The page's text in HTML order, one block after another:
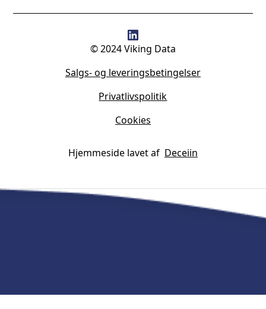
© 2024 Viking Data
Salgs- og leveringsbetingelser
Privatlivspolitik
Cookies
Hjemmeside lavet af Deceiin